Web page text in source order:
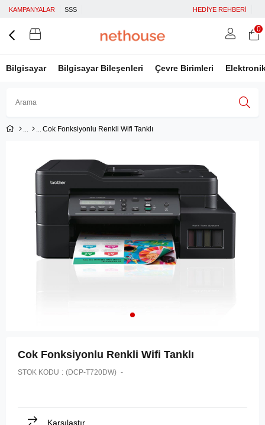
KAMPANYALAR SSS HEDİYE REHBERİ
Bilgisayar Bilgisayar Bileşenleri Çevre Birimleri
Üye Girişi
0
Cok Fonksiyonlu Renkli Wifi Tanklı
Cok Fonksiyonlu Renkli Wifi Tanklı
STOK KODU (DCP-T720DW)
Karşılaştır